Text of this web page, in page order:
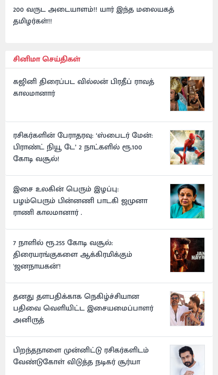
200 வருட அடையாளம்!! யார் இந்த மலையகத்
தமிழர்கள்!!
சினிமா செய்திகள்
கஜினி திரைப்பட வில்லன் பிரதீப் ராவத்
காலமானார்
ரசிகர்களின் பேராதரவு: ‘ஸ்பைடர் மேன்:
பிராண்ட் நியூ டே’ 2 நாட்களில் ரூ.100
கோடி வசூல்!
இசை உலகின் பெரும் இழப்பு:
பழம்பெரும் பின்னணி பாடகி ஜமுனா
ராணி காலமானார் .
7 நாளில் ரூ.255 கோடி வசூல்:
திரையரங்குகளை ஆக்கிரமிக்கும்
'ஜனநாயகன்'!
தனது தளபதிக்காக நெகிழ்ச்சியான
பதிவை வெளியிட்ட இசையமைப்பாளர்
அனிருத்
பிறந்தநாளை முன்னிட்டு ரசிகர்களிடம்
வேண்டுகோள் விடுத்த நடிகர் சூர்யா